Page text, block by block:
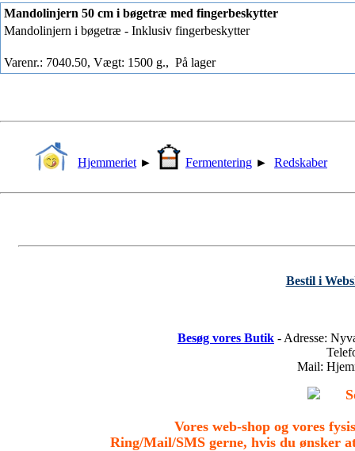
Mandolinjern 50 cm i bøgetræ med fingerbeskytter
Mandolinjern i bøgetræ - Inklusiv fingerbeskytter
Varenr.: 7040.50, Vægt: 1500 g., På lager
Hjemmeriet ► Fermentering ► Redskaber
Bestil i
Besøg vores Butik - Adresse:
Mail:
Vores web-shop og vores
Ring/Mail/SMS gerne, hvis du ønsker